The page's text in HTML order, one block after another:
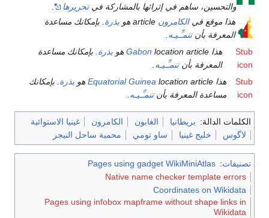
والتحسين، ساهم في إثرائها بالمشاركة فيتحريرها
هذا موقع فيالكامرون بذرة . بإمكانك مساعدة
المعرفة بأنتنمـِّـيـه
Stub
icon
هذا Gabon location article هو بذرة . بإمكانك مساعدة
المعرفة بأنتنمـِّـيـه
Stub
icon
هذا Equatorial Guinea location article هو بذرة . بإمكانك
مساعدة المعرفة بأنتنمـِّـيـه
الكلمات الدالة: بريطانيا الغابون الكامرون
غينيا الاستوائية
لاگوس
خليج غينيا ساو تومي محمية ساحل النيجر
تصنيفات:
Pages using gadget WikiMiniAtlas
Native name checker template errors
Coordinates on Wikidata
Pages using infobox mapframe without shape links in
Wikidata